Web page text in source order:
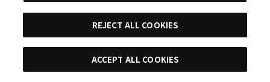
目次
©石田スイ／集英社・東京喰種製作委員会
©石田スイ／集英社・東京喰種：re製作委員会
REJECT ALL COOKIES
ACCEPT ALL COOKIES